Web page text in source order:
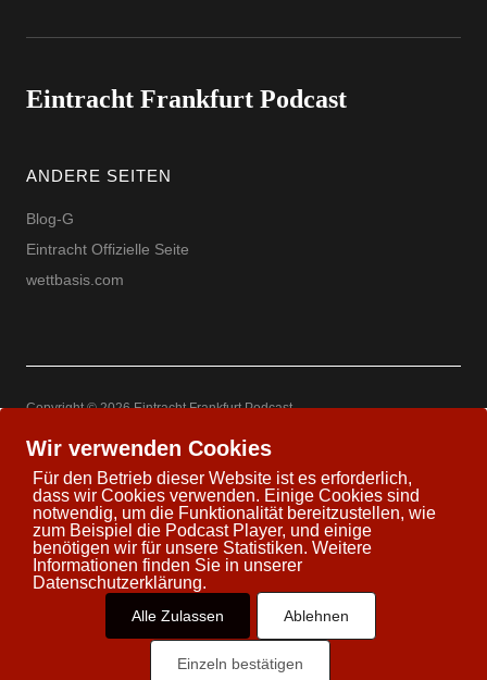
Eintracht Frankfurt Podcast
ANDERE SEITEN
Blog-G
Eintracht Offizielle Seite
wettbasis.com
Copyright © 2026 Eintracht Frankfurt Podcast
Theme: Uku byElmastudio
TwitterFacebook
Youtube
Google+
Wir verwenden Cookies
Für den Betrieb dieser Website ist es erforderlich,
dass wir Cookies verwenden. Einige Cookies sind
notwendig, um die Funktionalität bereitzustellen, wie
zum Beispiel die Podcast Player, und einige
benötigen wir für unsere Statistiken. Weitere
Informationen finden Sie in unserer
Datenschutzerklärung.
Alle Zulassen Ablehnen
Einzeln bestätigen